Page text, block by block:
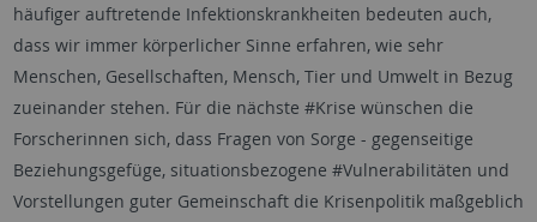
häufiger auftretende Infektionskrankheiten bedeuten auch,
dass wir immer körperlicher Sinne erfahren, wie sehr
Menschen, Gesellschaften, Mensch, Tier und Umwelt in Bezug
zueinander stehen. Für die nächste #Krise wünschen die
Forscherinnen sich, dass Fragen von Sorge - gegenseitige
Beziehungsgefüge, situationsbezogene #Vulnerabilitäten und
Vorstellungen guter Gemeinschaft die Krisenpolitik maßgeblich